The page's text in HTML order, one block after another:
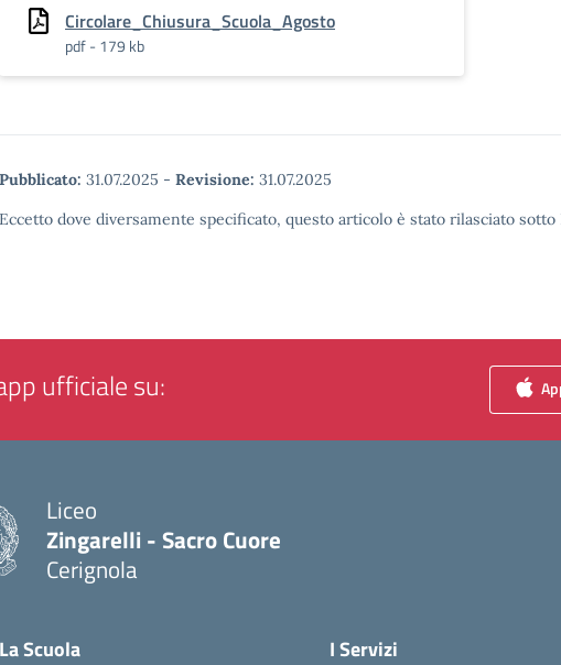
Circolare_Chiusura_Scuola_Agosto
pdf - 179 kb
Pubblicato: 31.07.2025 - Revisione: 31.07.2025
Eccetto dove diversamente specificato, questo articolo è stato rilasciato
ufficiale su:
Liceo
Zingarelli - Sacro Cuore
Cerignola
La Scuola I Servizi